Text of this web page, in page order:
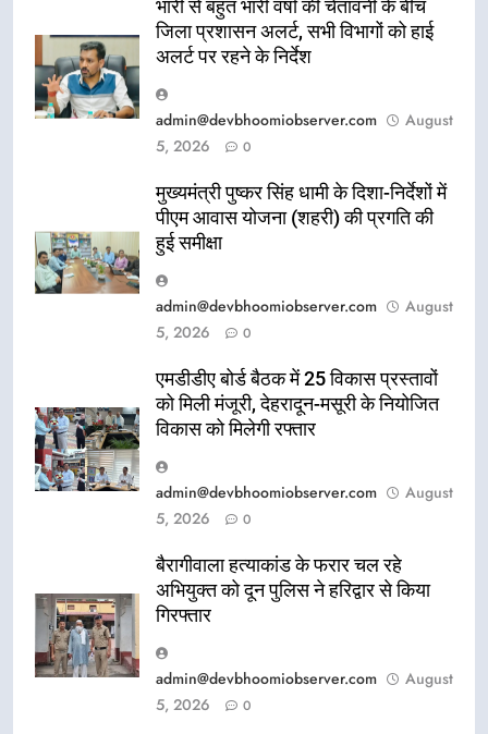
भारी से बहुत भारी वर्षा की चेतावनी के बीच
जिला प्रशासन अलर्ट, सभी विभागों को हाई
अलर्ट पर रहने के निर्देश
admin@devbhoomiobserver.com
August
5, 2026
0
मुख्यमंत्री पुष्कर सिंह धामी के दिशा-निर्देशों में
पीएम आवास योजना (शहरी) की प्रगति की
हुई समीक्षा
admin@devbhoomiobserver.com
August
5, 2026
0
एमडीडीए बोर्ड बैठक में 25 विकास प्रस्तावों
को मिली मंजूरी, देहरादून-मसूरी के नियोजित
विकास को मिलेगी रफ्तार
admin@devbhoomiobserver.com
August
5, 2026
0
बैरागीवाला हत्याकांड के फरार चल रहे
अभियुक्त को दून पुलिस ने हरिद्वार से किया
गिरफ्तार
admin@devbhoomiobserver.com
August
5, 2026
0